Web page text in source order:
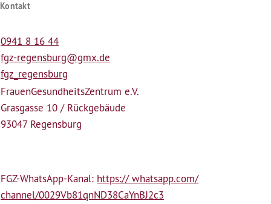
Kontakt
0941 8 16 44
fgz-regensburg@gmx.de
fgz_regensburg
Frauen­Gesundheits­Zentrum e.V.
Grasgasse 10 / Rückgebäude
93047 Regensburg
FGZ-WhatsApp-Kanal: https:// whatsapp.com/
channel/0029Vb81qnND38CaYnBJ2c3